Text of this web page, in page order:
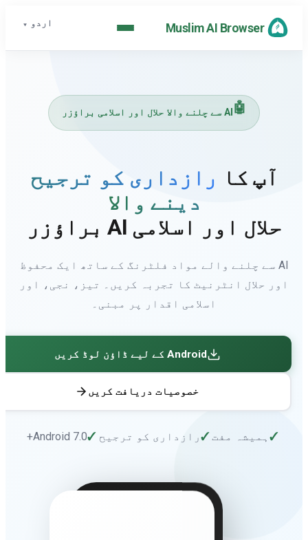
Muslim AI Browser اردو ▾
🤖 AI سے چلنے والا حلال اور اسلامی براؤزر
آپ کارازداری کو ترجیح
دینے والا
حلال اور اسلامی AI براؤزر
AI سے چلنے والے مواد فلٹرنگ کے ساتھ ایک محفوظ
اور حلال انٹرنیٹ کا تجربہ کریں۔ تیز، نجی، اور
اسلامی اقدار پر مبنی۔
Android کے لیے ڈاؤن لوڈ کریں
خصوصیات دریافت کریں
ہمیشہ مفت ✓ رازداری کو ترجیح ✓
Android 7.0+